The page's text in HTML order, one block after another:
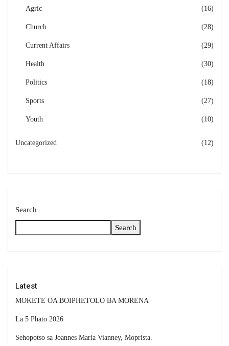
Agric (16)
Church (28)
Current Affairs (29)
Health (30)
Politics (18)
Sports (27)
Youth (10)
Uncategorized (12)
Search
Search
Latest
MOKETE OA BOIPHETOLO BA MORENA
La 5 Phato 2026
Sehopotso sa Joannes Maria Vianney, Moprista.